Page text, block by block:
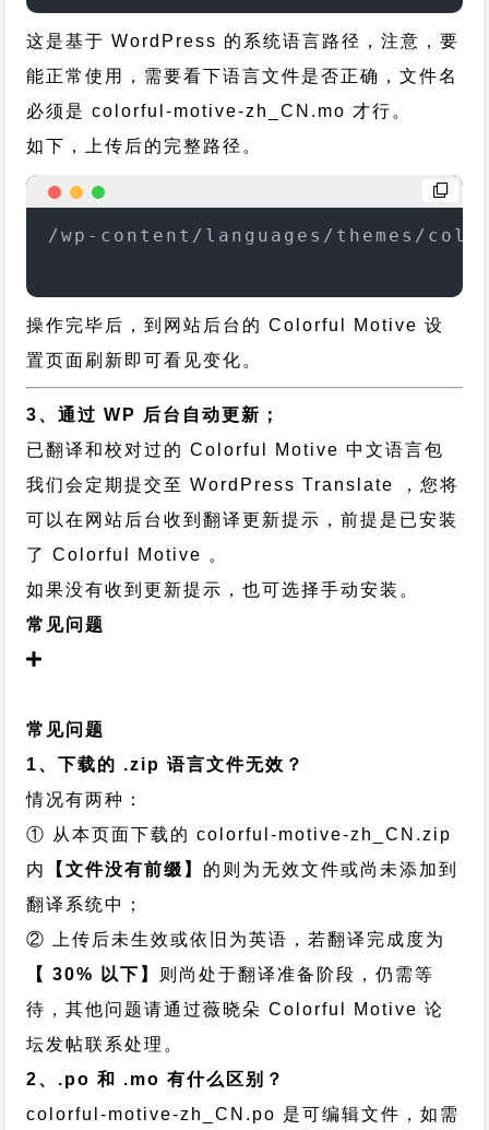
这是基于 WordPress 的系统语言路径，注意，要
能正常使用，需要看下语言文件是否正确，文件名
必须是 colorful-motive-zh_CN.mo 才行。
如下，上传后的完整路径。
/wp-content/languages/themes/
操作完毕后，到网站后台的 Colorful Motive 设
置页面刷新即可看见变化。
3、通过 WP 后台自动更新；
已翻译和校对过的 Colorful Motive 中文语言包
我们会定期提交至 WordPress Translate ，您将
可以在网站后台收到翻译更新提示，前提是已安装
了 Colorful Motive 。
如果没有收到更新提示，也可选择手动安装。
常见问题
常见问题
1、下载的 .zip 语言文件无效？
情况有两种：
① 从本页面下载的 colorful-motive-zh_CN.zip
内
【文件没有前缀】 的则为无效文件或尚未添加到
翻译系统中；
② 上传后未生效或依旧为英语，若翻译完成度为
【 30% 以下】 则尚处于翻译准备阶段，仍需等
待，其他问题请通过薇晓朵 Colorful Motive 论
坛发帖联系处理。
2、.po 和 .mo 有什么区别？
colorful-motive-zh_CN.po 是可编辑文件，如需